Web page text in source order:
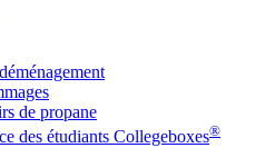
de propane
des étudiants Collegeboxes®